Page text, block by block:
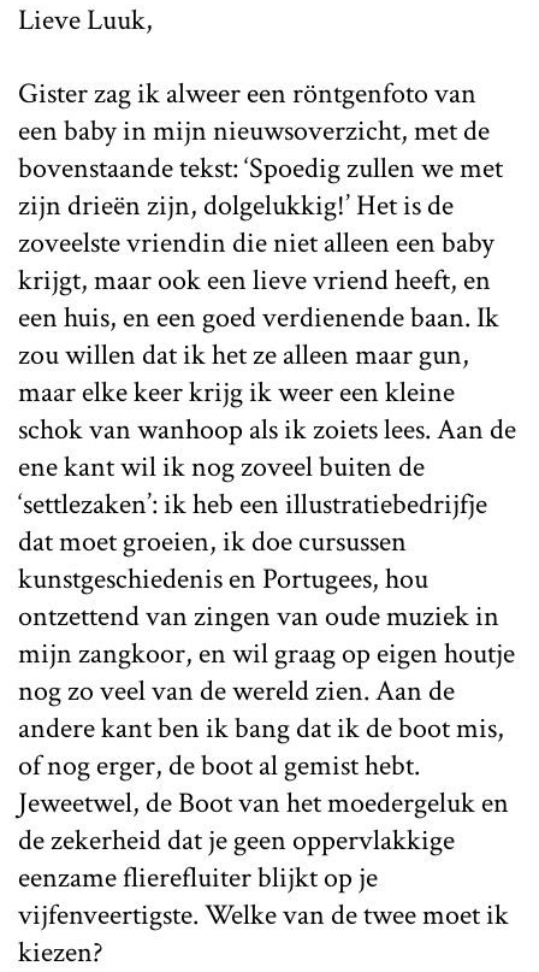
Lieve Luuk,
Gister zag ik alweer een röntgenfoto van
een baby in mijn nieuwsoverzicht, met de
bovenstaande tekst: ‘Spoedig zullen we met
zijn drieën zijn, dolgelukkig!’ Het is de
zoveelste vriendin die niet alleen een baby
krijgt, maar ook een lieve vriend heeft, en
een huis, en een goed verdienende baan. Ik
zou willen dat ik het ze alleen maar gun,
maar elke keer krijg ik weer een kleine
schok van wanhoop als ik zoiets lees. Aan de
ene kant wil ik nog zoveel buiten de
‘settlezaken’: ik heb een illustratiebedrijfje
dat moet groeien, ik doe cursussen
kunstgeschiedenis en Portugees, hou
ontzettend van zingen van oude muziek in
mijn zangkoor, en wil graag op eigen houtje
nog zo veel van de wereld zien. Aan de
andere kant ben ik bang dat ik de boot mis,
of nog erger, de boot al gemist hebt.
Jeweetwel, de Boot van het moedergeluk en
de zekerheid dat je geen oppervlakkige
eenzame flierefluiter blijkt op je
vijfenveertigste. Welke van de twee moet ik
kiezen?